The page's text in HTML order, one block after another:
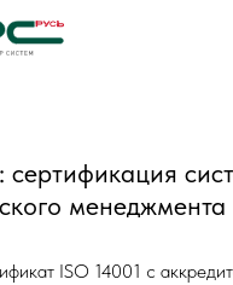
сертификация
ISO 14001 с